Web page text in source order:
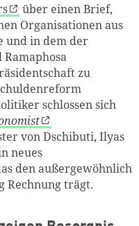
über einen Brief,
Organisationen aus
und in dem der
zu
schlossen sich
von Dschibuti, Ilyas
neues
den außergewöhnlich
Rechnung trägt.